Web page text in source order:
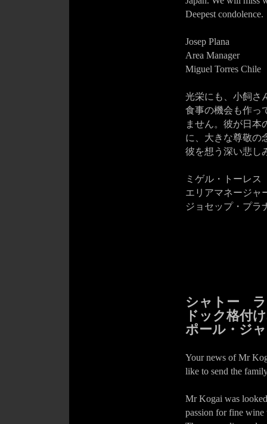
Deepest condolence.
Josep Plana
Area Manager
Miguel Torres Chile
光栄にも、小飼さ
食事の機会も作っ
ません。彼が日本
に、大きな尊敬の
彼を想う深い悲し
ミゲル・トーレ
エリアマネージャ
ジョセップ・プラ
シャトー ラ
ドック格付
ポール・ジ
Your news of Mr
like to send the
Mr Kogai was
passion for fine wine